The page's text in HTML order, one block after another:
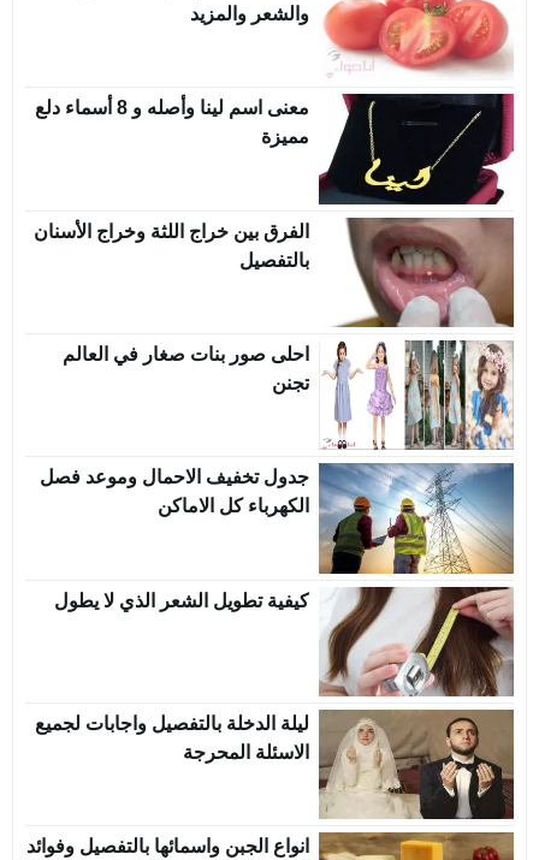
والشعر والمزيد
معنى اسم لينا وأصله و 8 أسماء دلع
مميزة
الفرق بين خراج اللثة وخراج الأسنان
بالتفصيل
احلى صور بنات صغار في العالم
تجنن
جدول تخفيف الاحمال وموعد فصل
الكهرباء كل الاماكن
كيفية تطويل الشعر الذي لا يطول
ليلة الدخلة بالتفصيل واجابات لجميع
الاسئلة المحرجة
انواع الجبن واسمائها بالتفصيل وفوائد